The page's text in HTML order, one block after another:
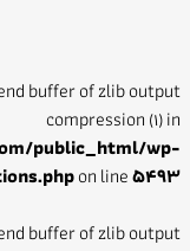
buffer of zlib output
compression (1) in
public_html/wp-
on line5493
buffer of zlib output